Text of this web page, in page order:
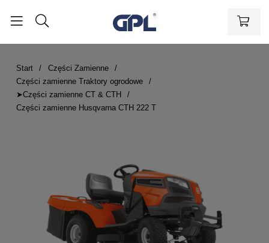
Start
Części Zamienne
Części zamienne Traktory ogrodowe
➤Części zamienne CT & CTH
Części zamienne Husqvarna CTH 222 T